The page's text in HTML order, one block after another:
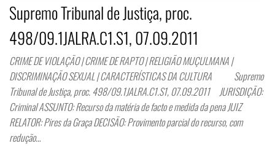
Supremo Tribunal de Justiça, proc.
498/09.1JALRA.C1.S1, 07.09.2011
CRIME DE VIOLAÇÃO | CRIME DE RAPTO | RELIGIÃO MUÇULMANA |
DISCRIMINAÇÃO SEXUAL | CARACTERÍSTICAS DA CULTURA Supremo
Tribunal de Justiça, proc. 498/09.1JALRA.C1.S1, 07.09.2011 JURISDIÇÃO:
Criminal ASSUNTO: Recurso da matéria de facto e medida da pena JUIZ
RELATOR: Pires da Graça DECISÃO: Provimento parcial do recurso, com
redução…